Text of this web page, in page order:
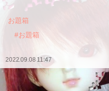
お題箱
#お題箱
2022.09.08 11:47